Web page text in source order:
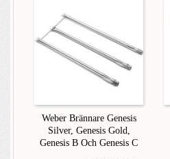
Weber Brännare Genesis
Silver, Genesis Gold,
Genesis B Och Genesis C